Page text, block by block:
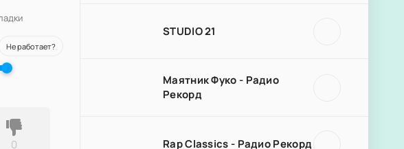
Не работает?
0
STUDIO 21
Маятник Фуко - Радио
Рекорд
Rap Classics - Радио Рекорд